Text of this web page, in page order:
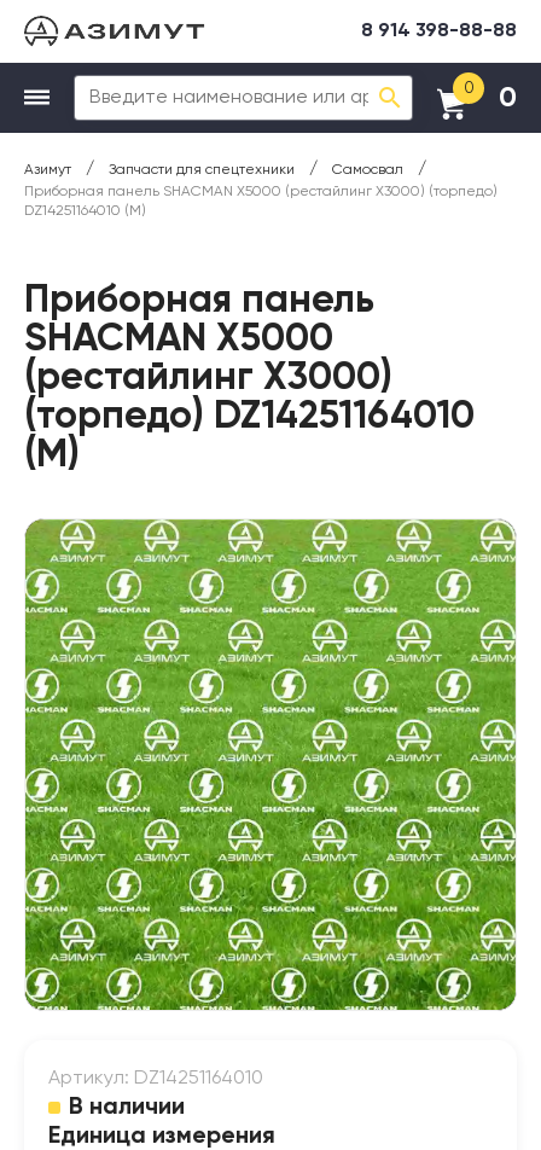
8 914 398-88-88
0 0
Азимут / Запчасти для спецтехники / Самосвал /
Приборная панель SHACMAN X5000 (рестайлинг X3000) (торпедо)
DZ14251164010 (М)
Приборная панель
SHACMAN X5000
(рестайлинг X3000)
(торпедо) DZ14251164010
(М)
Артикул: DZ14251164010
В наличии
Единица измерения